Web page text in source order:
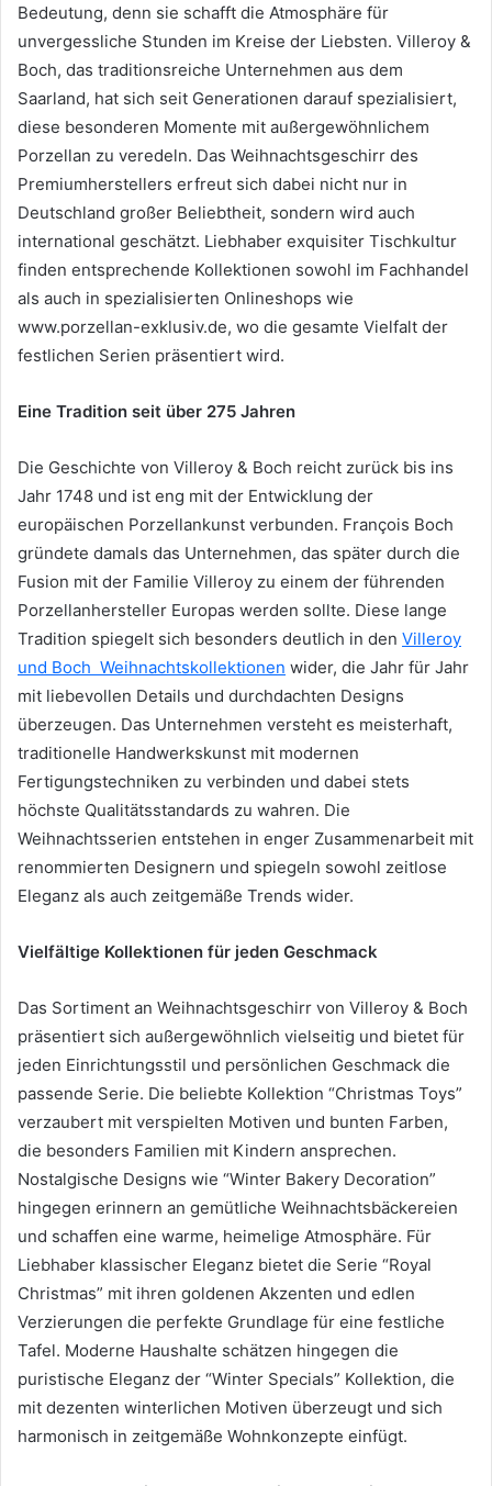
Bedeutung, denn sie schafft die Atmosphäre für
unvergessliche Stunden im Kreise der Liebsten. Villeroy &
Boch, das traditionsreiche Unternehmen aus dem
Saarland, hat sich seit Generationen darauf spezialisiert,
diese besonderen Momente mit außergewöhnlichem
Porzellan zu veredeln. Das Weihnachtsgeschirr des
Premiumherstellers erfreut sich dabei nicht nur in
Deutschland großer Beliebtheit, sondern wird auch
international geschätzt. Liebhaber exquisiter Tischkultur
finden entsprechende Kollektionen sowohl im Fachhandel
als auch in spezialisierten Onlineshops wie
www.porzellan-exklusiv.de, wo die gesamte Vielfalt der
festlichen Serien präsentiert wird.
Eine Tradition seit über 275 Jahren
Die Geschichte von Villeroy & Boch reicht zurück bis ins
Jahr 1748 und ist eng mit der Entwicklung der
europäischen Porzellankunst verbunden. François Boch
gründete damals das Unternehmen, das später durch die
Fusion mit der Familie Villeroy zu einem der führenden
Porzellanhersteller Europas werden sollte. Diese lange
Tradition spiegelt sich besonders deutlich in den Villeroy
und Boch Weihnachtskollektionen wider, die Jahr für Jahr
mit liebevollen Details und durchdachten Designs
überzeugen. Das Unternehmen versteht es meisterhaft,
traditionelle Handwerkskunst mit modernen
Fertigungstechniken zu verbinden und dabei stets
höchste Qualitätsstandards zu wahren. Die
Weihnachtsserien entstehen in enger Zusammenarbeit mit
renommierten Designern und spiegeln sowohl zeitlose
Eleganz als auch zeitgemäße Trends wider.
Vielfältige Kollektionen für jeden Geschmack
Das Sortiment an Weihnachtsgeschirr von Villeroy & Boch
präsentiert sich außergewöhnlich vielseitig und bietet für
jeden Einrichtungsstil und persönlichen Geschmack die
passende Serie. Die beliebte Kollektion “Christmas Toys”
verzaubert mit verspielten Motiven und bunten Farben,
die besonders Familien mit Kindern ansprechen.
Nostalgische Designs wie “Winter Bakery Decoration”
hingegen erinnern an gemütliche Weihnachtsbäckereien
und schaffen eine warme, heimelige Atmosphäre. Für
Liebhaber klassischer Eleganz bietet die Serie “Royal
Christmas” mit ihren goldenen Akzenten und edlen
Verzierungen die perfekte Grundlage für eine festliche
Tafel. Moderne Haushalte schätzen hingegen die
puristische Eleganz der “Winter Specials” Kollektion, die
mit dezenten winterlichen Motiven überzeugt und sich
harmonisch in zeitgemäße Wohnkonzepte einfügt.